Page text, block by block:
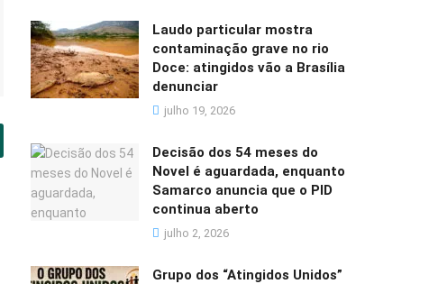
Laudo particular mostra
contaminação grave no rio
Doce: atingidos vão a Brasília
denunciar
julho 19, 2026
Decisão dos 54 meses do
Novel é aguardada, enquanto
Samarco anuncia que o PID
continua aberto
julho 2, 2026
Grupo dos “Atingidos Unidos”